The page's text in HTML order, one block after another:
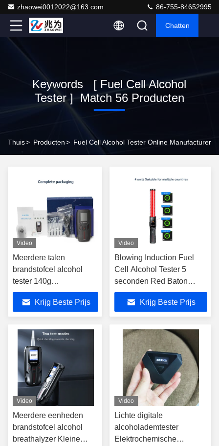
zhaowei0012022@163.com 86-755-84652995
Chatten
Keywords [ Fuel Cell Alcohol
Tester ] Match 56 Producten
Thuis> Producten> Fuel Cell Alcohol Tester Online Manufacturer
Video
Meerdere talen
brandstofcel alcohol
tester 140g
138mmX68mmX30mm
Mr Black 3Krijg Beste Prijs
Video
Blowing Induction Fuel
Cell Alcohol Tester 5
seconden Red Baton
Breathalyzer BJL3
Krijg Beste Prijs
Video
Meerdere eenheden
brandstofcel alcohol
breathalyzer Kleine
Video
Lichte digitale
alcoholademtester
Elektrochemische